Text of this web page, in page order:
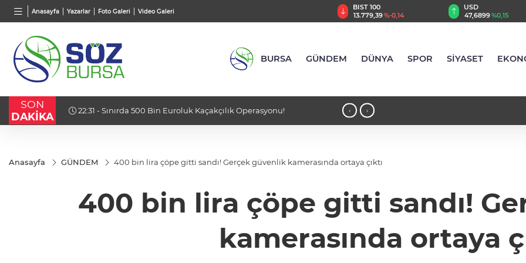
Anasayfa Yazarlar Foto Galeri Video Galeri
BGN
27,9743%-0,22
VND
0,0018%0,29
BIST 100
13.779,39%-0,14
USD
47,6899%0,15
BURSA GÜNDEM DÜNYA SPOR SİYASET
SON
DAKİKA
22:31 - Sınırda 500 Bin Euroluk Kaçakçılık Operasyonu! 21:45 - Kalamış açıklarında rüzgâr
‹ ›
Anasayfa GÜNDEM 400 bin lira çöpe gitti sandı! Gerçek güvenlik kamerasında ortaya çıktı
400 bin lira çöpe gitti sandı!
kamerasında ortaya